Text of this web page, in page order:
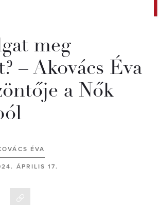
meg
– Akovács Éva
a Nők
ÉVA
ÁPRILIS 17.